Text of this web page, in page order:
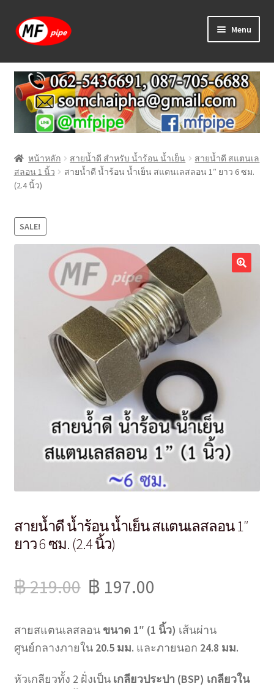
Skip
to
Skip
to
Menu
หน้าแรก
ร้านค้า
วิธีการเดินท่อ PAP
บทความ
วิธีการสั่งซื้อ
แจ้งชำระเงิน
หน้าหลัก สายน้ำดี สำหรับ น้ำร้อน น้ำเย็น
สายน้ำดี สแตนเล
สลอน 1 นิ้ว
สายน้ำดี น้ำร้อน น้ำเย็น สแตนเลสลอน 1″ ยาว 6 ซม.
(2.4 นิ้ว)
SALE!
สายน้ำดี น้ำร้อน น้ำเย็น สแตนเลสลอน 1″
ยาว 6 ซม. (2.4 นิ้ว)
฿219.00 ฿ 197.00
สายสแตนเลสลอน ขนาด 1″ (1 นิ้ว) เส้นผ่าน
ศูนย์กลางภายใน 20.5 มม. และภายนอก 24.8 มม.
หัวเกลียวทั้ง 2 ฝั่งเป็น เกลียวประปา (BSP) เกลียวใน